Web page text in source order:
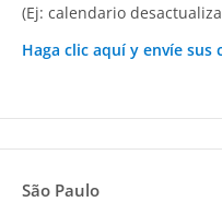
(Ej: calendario
Haga clic aquí y envíe
São Paulo